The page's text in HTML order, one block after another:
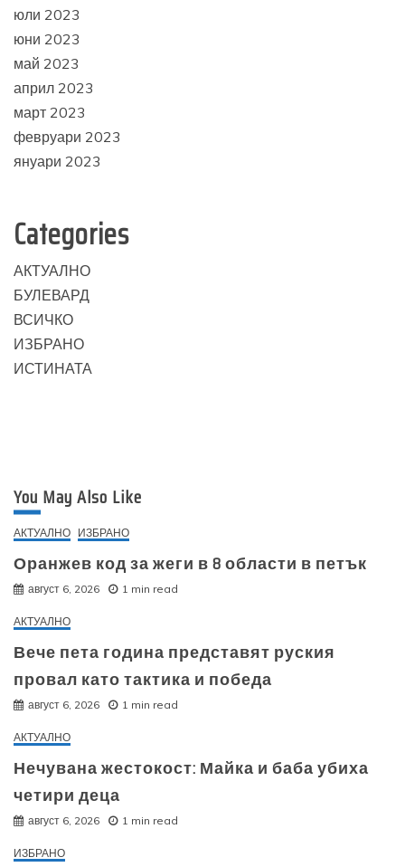
юли 2023
юни 2023
май 2023
април 2023
март 2023
февруари 2023
януари 2023
Categories
АКТУАЛНО
БУЛЕВАРД
ВСИЧКО
ИЗБРАНО
ИСТИНАТА
You May Also Like
АКТУАЛНО ИЗБРАНО
Оранжев код за жеги в 8 области в петък
август 6, 2026 1 min read
АКТУАЛНО
Вече пета година представят руския
провал като тактика и победа
август 6, 2026 1 min read
АКТУАЛНО
Нечувана жестокост: Майка и баба убиха
четири деца
август 6, 2026 1 min read
ИЗБРАНО